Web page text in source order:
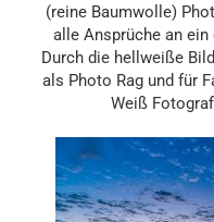
(reine Baumwolle)
alle Ansprüche an
Durch die hellweiße
als Photo Rag und für
Weiß